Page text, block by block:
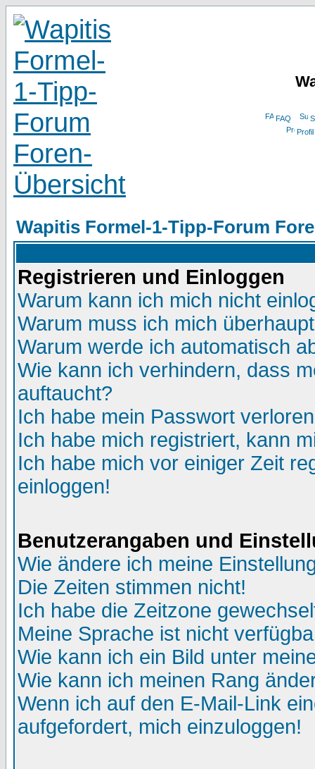
FAQ
Profil
Wapitis Formel-1-Tipp-Forum
Registrieren und Einloggen
Warum kann ich mich nicht
Warum muss ich mich
Warum werde ich automatisch
Wie kann ich verhindern, dass
auftaucht?
Ich habe mein Passwort
Ich habe mich registriert, kann
Ich habe mich vor einiger Zeit
einloggen!
Benutzerangaben und
Wie ändere ich meine
Die Zeiten stimmen nicht!
Ich habe die Zeitzone
Meine Sprache ist nicht
Wie kann ich ein Bild unter
Wie kann ich meinen Rang
Wenn ich auf den E-Mail-Link
aufgefordert, mich einzuloggen!